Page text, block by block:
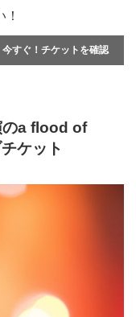
すぐ！チケットを確認
のa flood of
ケット